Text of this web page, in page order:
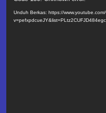
Video
Unduh Berkas: https://